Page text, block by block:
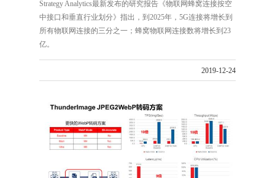
Strategy Analytics最新发布的研究报告《物联网蜂窝连接按空
中接口和垂直行业划分》指出，到2025年，5G连接将增长到
所有物联网连接的三分之一；蜂窝物联网连接数将增长到23
亿。
2019-12-24